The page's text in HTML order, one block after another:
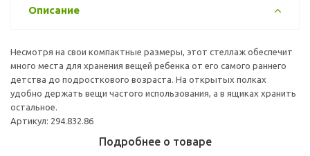
Описание
Несмотря на свои компактные размеры, этот стеллаж обеспечит
много места для хранения вещей ребенка от его самого раннего
детства до подросткового возраста. На открытых полках
удобно держать вещи частого использования, а в ящиках хранить
остальное.
Артикул: 294.832.86
Подробнее о товаре